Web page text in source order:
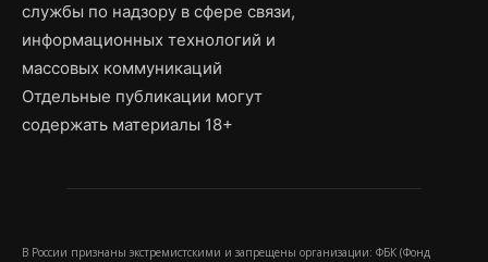
службы по надзору в сфере связи,
информационных технологий и
массовых коммуникаций
Отдельные публикации могут
содержать материалы 18+
В России признаны экстремистскими и запрещены организации: ФБК (Фонд